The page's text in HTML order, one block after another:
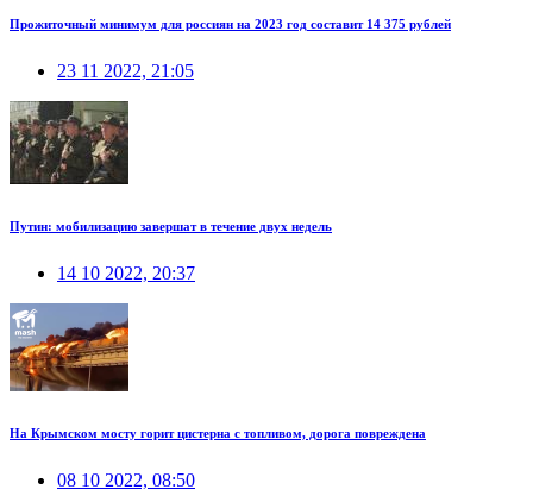
Прожиточный минимум для россиян на 2023 год составит 14 375 рублей
23 11 2022, 21:05
Путин: мобилизацию завершат в течение двух недель
14 10 2022, 20:37
На Крымском мосту горит цистерна с топливом, дорога повреждена
08 10 2022, 08:50